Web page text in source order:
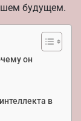
будущем.
он
в